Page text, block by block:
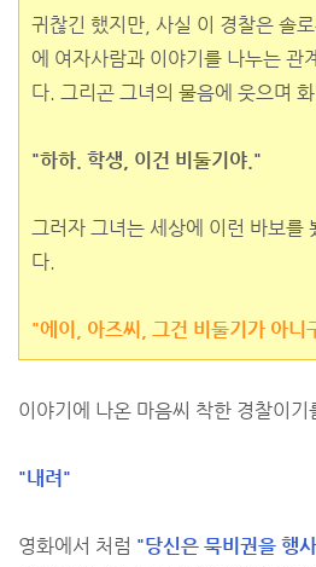
귀찮긴 했지만, 사실 이 경찰은 솔
에 여자사람과 이야기를 나누는 관
다. 그리곤 그녀의 물음에 웃으며
"하하. 학생, 이건 비둘기야."
그러자 그녀는 세상에 이런 바보를
다.
"에이, 아즈씨, 그건 비둘기가 아니
이야기에 나온 마음씨 착한 경찰이
"내려"
영화에서 처럼 "당신은 묵비권을 행